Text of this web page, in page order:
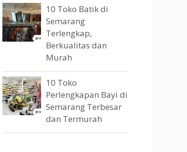
10 Toko Batik di
Semarang
Terlengkap,
Berkualitas dan
Murah
10 Toko
Perlengkapan Bayi di
Semarang Terbesar
dan Termurah